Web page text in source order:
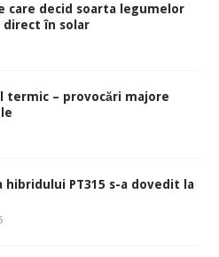
care decid soarta legumelor
direct în solar
termic – provocări majore
hibridului PT315 s-a dovedit la